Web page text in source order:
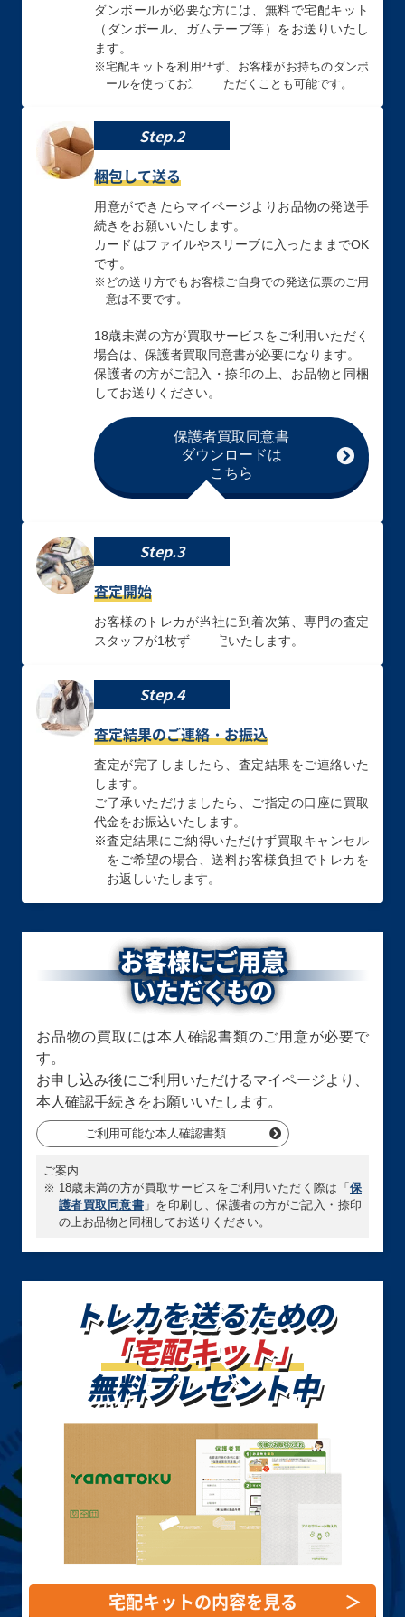
買取価格
￥3,600
ブルーアイズ・ト
ゥーン・ドラゴン
(オーバーフレー
ム) RV01-JP008
シークレット
買取価格
￥3,500
エンディミオンの
侍女ジェニー
（SPECIAL RED
JP018 シークレ
ット
青眼の究極竜
TDPP-JP018 ク
ォーターセンチュ
清冽の水霊使いエ
リア QCCP-
JP190 クォータ
ーセンチュリーシ
ークレット
魔女の聖夜行
RV01-JP028 プリ
ズマティックシー
クレット
レッドシール
DBPR-JP037 プ
ークレット
買取価格
￥3,300
聖域を守護せし光
の龍 WPP6-
JP082 エクスト
ラシークレット
買取価格
￥3,300
天羽々斬之巳剣
WPP6-JP035 プ
リズマティックシ
ークレット
￥3,200
エルシャドール・
メシャフレール
TW03-JP063 プリ
￥3,100
オス・ＭＡＸ・ド
ラゴン DP20-
JP000 ホログラ
フィック
買取価格
￥3,000
スター QCAC-
JP012 クォータ
ーセンチュリーシ
買取価格
￥2,900
珠の御巫フゥリ
TTP1-JP062 パラ
レル
買取価格
オネスト LODT-
JP001 ホログラ
買取価格
￥2,800
Ｍ・ＨＥＲＯ フ
ァーネス TTP1-
JP025 プリズマ
ティックシークレ
買取価格
￥2,800
天下独歩の大義賊
BETB-JP027 シ
ークレット
幻惑の見習い魔術
師 LEDE-JP029
クォーターセンチ
買取価格
￥2,700
白き森の聖徒リゼ
ーセンチュリーシ
ークレット
買取価格
￥2,700
Ｍ・ＨＥＲＯ フ
ァウンティン
（SPECIAL RED
Ver.） 26PP-
Ｗ：Ｐファンシー
ボール LOCH-
ティックシークレ
￥2,700
墓場のゴースト王
－パンプキング－
WPP7-JP001 プ
リズマティックシ
￥2,500
天叢雲之巳剣
WPP6-JP033 プ
リズマティックシ
ークレット
￥2,500
天下独歩の大義賊
BETB-JP027 ア
ルティメット
王宮のお触れ
PC4-002 ノーマ
ルパラレル
買取価格
￥2,400
精霊獣使い レラ
TW01-JP122 クォ
ーターセンチュリ
ーシークレット
買取価格
究極竜魔導師
QCDB-JP001 ク
ォーターセンチュ
リーシークレット
TTP1-JP058 プリ
買取価格
凍てし心が映す神
影 TW03-JP065
プリズマティック
調和ノ天救竜
ティメット
ダンボールが必要な方には、無料で宅配キット
（ダンボール、ガムテープ等）をお送りいたし
ます。
※宅配キットを利用せず、お客様がお持ちのダンボ
ールを使ってお送りいただくことも可能です。
Step.2
梱包して送る
用意ができたらマイページよりお品物の発送手
続きをお願いいたします。
カードはファイルやスリーブに入ったままでOK
です。
※ どの送り方でもお客様ご自身での発送伝票のご用
意は不要です。
18歳未満の方が買取サービスをご利用いただく
場合は、保護者買取同意書が必要になります。
保護者の方がご記入・捺印の上、お品物と同梱
してお送りください。
保護者買取同意書
ダウンロードは
こちら
Step.3
査定開始
お客様のトレカが当社に到着次第、専門の査定
スタッフが1枚ずつ査定いたします。
Step.4
査定結果のご連絡・お振込
査定が完了しましたら、査定結果をご連絡いた
します。
ご了承いただけましたら、ご指定の口座に買取
代金をお振込いたします。
※査定結果にご納得いただけず買取キャンセル
をご希望の場合、送料お客様負担でトレカを
お返しいたします。
お客様にご用意
いただくもの
お品物の買取には本人確認書類のご用意が必要で
す。
お申し込み後にご利用いただけるマイページより、
本人確認手続きをお願いいたします。
ご利用可能な本人確認書類
ご案内
※ 18歳未満の方が買取サービスをご利用いただく際は「保
護者買取同意書」を印刷し、保護者の方がご記入・捺印
の上お品物と同梱してお送りください。
トレカを送るための
「宅配キット」
無料プレゼント中
宅配キットの内容を見る ＞